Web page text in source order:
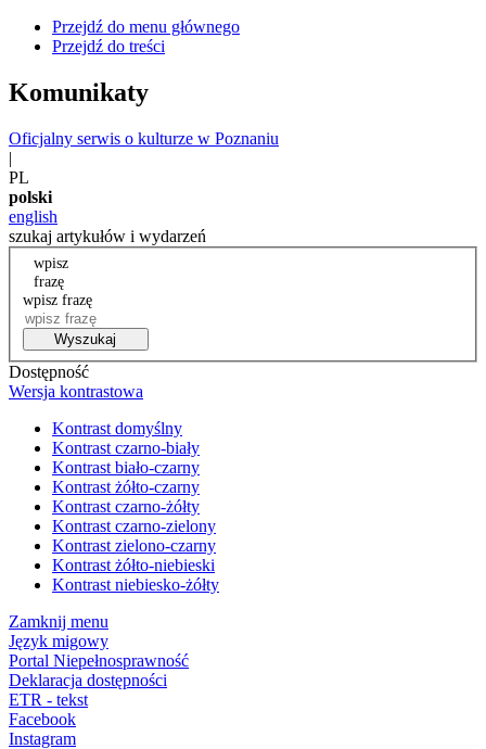
Przejdź do menu głównego
Przejdź do treści
Komunikaty
Oficjalny serwis o kulturze w Poznaniu
|
PL
polski
english
szukaj artykułów i wydarzeń
wpisz
frazę
wpisz frazę
Wyszukaj
Dostępność
Wersja kontrastowa
Kontrast domyślny
Kontrast czarno-biały
Kontrast biało-czarny
Kontrast żółto-czarny
Kontrast czarno-żółty
Kontrast czarno-zielony
Kontrast zielono-czarny
Kontrast żółto-niebieski
Kontrast niebiesko-żółty
Zamknij menu
Język migowy
Portal Niepełnosprawność
Deklaracja dostępności
ETR - tekst
Facebook
Instagram